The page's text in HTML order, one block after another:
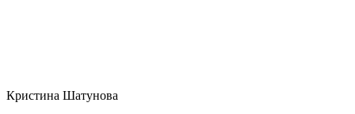
Кристина Шатунова